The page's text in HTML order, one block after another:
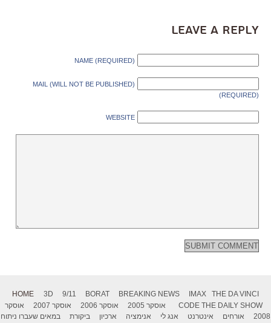
Leave a Reply
NAME (REQUIRED)
MAIL (WILL NOT BE PUBLISHED)
(REQUIRED)
WEBSITE
HOME 3D 9/11 BORAT BREAKING NEWS IMAX
THE DA VINCI
CODE THE DAILY SHOW אוסקר 2005 אוסקר 2006 אוסקר 2007
אוסקר
2008
אורחים אינטרנט אנג לי אנימציה ארכיון ביקורת
במאים שעברו ניתוח